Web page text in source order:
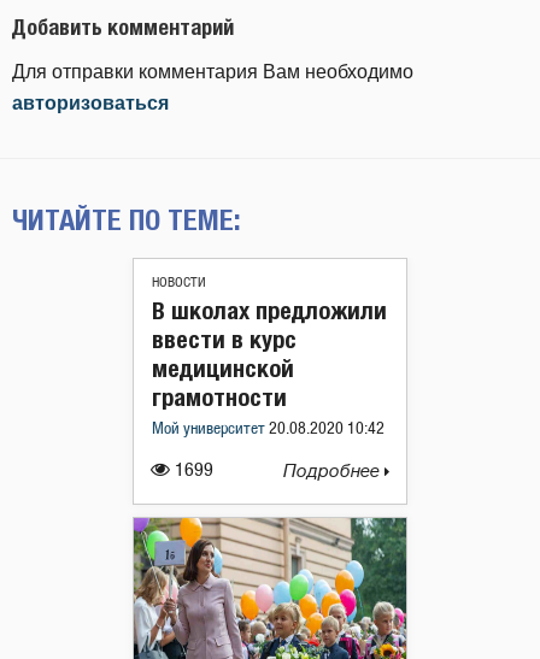
Добавить комментарий
Для отправки комментария Вам необходимо
авторизоваться
ЧИТАЙТЕ ПО ТЕМЕ:
НОВОСТИ
1699
В школах предложили
ввести в курс
медицинской
грамотности
Мой университет 20.08.2020 10:42
Подробнее